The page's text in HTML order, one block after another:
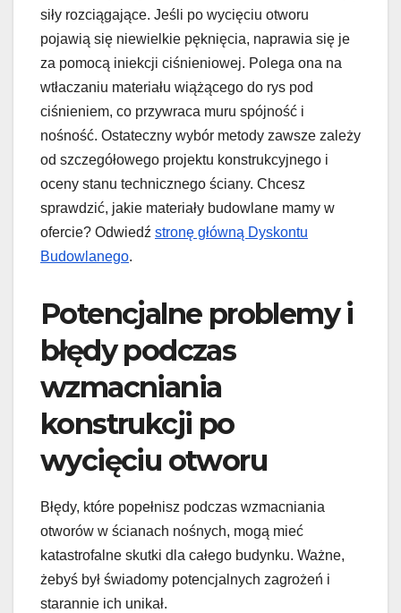
siły rozciągające. Jeśli po wycięciu otworu
pojawią się niewielkie pęknięcia, naprawia się je
za pomocą iniekcji ciśnieniowej. Polega ona na
wtłaczaniu materiału wiążącego do rys pod
ciśnieniem, co przywraca muru spójność i
nośność. Ostateczny wybór metody zawsze zależy
od szczegółowego projektu konstrukcyjnego i
oceny stanu technicznego ściany. Chcesz
sprawdzić, jakie materiały budowlane mamy w
ofercie? Odwiedź stronę główną Dyskontu
Budowlanego.
Potencjalne problemy i
błędy podczas
wzmacniania
konstrukcji po
wycięciu otworu
Błędy, które popełnisz podczas wzmacniania
otworów w ścianach nośnych, mogą mieć
katastrofalne skutki dla całego budynku. Ważne,
żebyś był świadomy potencjalnych zagrożeń i
starannie ich unikał.